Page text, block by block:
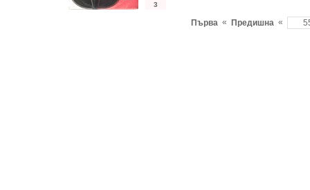
3
Първа « Предишна «